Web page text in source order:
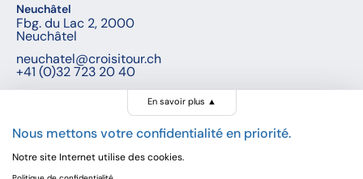
Neuchâtel
Fbg. du Lac 2, 2000
Neuchâtel
neuchatel@croisitour.ch
+41 (0)32 723 20 40
© Buchard voyages, 2026 - Tous droits réservés
En savoir plus ▲
Nous mettons votre confidentialité en priorité.
Notre site Internet utilise des cookies.